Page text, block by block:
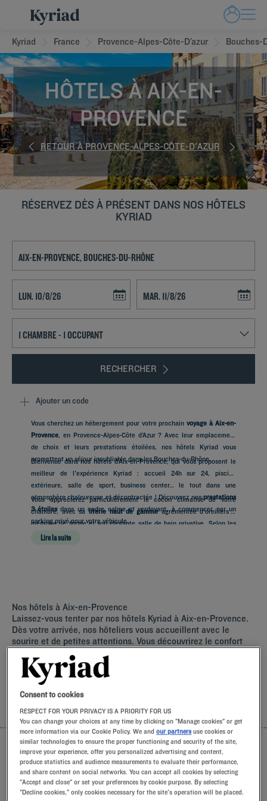
Kyriad France Provence-Alpes-Côte-D’azur Bouches-
HÔTELS À AIX-EN-
PROVENCE
RETOUR À PROVENCE-ALPES-CÔTE-D'AZUR
RÉSERVEZ DÈS À PRÉSENT DANS NOS HÔTELS
KYRIAD
RECHERCHER
Ajouter un code
Vous cherchez un hébergement pour votre prochain voyage à Aix-en-
Provence, en Provence-Alpes-Côte d’Azur ? Avec leur emplacement
de choix et leurs prestations étoilées, nos hôtels Kyriad vous
promettent un séjour inoubliable dans les Bouches-du-Rhône.
Bienvenue dans nos hôtels d’Aix-en-Provence, qui vous proposent le
meilleur de l'expérience Kyriad : accueil 24h sur 24, piscine
extérieure, salle de sport, business center… le tout dans une
atmosphère chaleureuse et décontractée ! Découvrez nosprestations
3 étoilesdans un cadre calme et verdoyant, à commencer par un
parking privé pour votre véhicule.
Vous apprécierez particulièrement le cocon climatisé de votre
chambre, avec saliterie haut de gammeagrémentée d'oreillers à
mémoire de forme et son élégante salle de bain privative. Selon les
établissements, vous pourrez opt
Lire la suite
Nos hôtels à Aix-en-Provence
Laissez-vous tenter par nos hôtels Kyriad à Aix-en-Provence.
Dès votre arrivée, nos hôteliers vous accueillent avec le
sourire et de petites attentions. Vous découvrirez le confort
unique de notre oreiller à mémoire de forme. Et pour bien
commencer la journée, goûtez à la différence Kyriad et
laissez-vous tenter par la fraîcheur du Frozen Yogurt au petit-
déjeuner… Au moins deux bonnes raisons de revenir !
LISTE CARTE
Consent to cookies
RESPECT FOR YOUR PRIVACY IS A PRIORITY FOR US
You can change your choices at any time by clicking on "Manage cookies" or get
more information via our Cookie Policy. We andour partners use cookies or
similar technologies to ensure the proper functioning and security of the site,
improve your experience, offer you personalized advertising and content,
produce statistics and audience measurements to evaluate their performance,
and share content on social networks. You can accept all cookies by selecting
"Accept and close" or set your preferences by cookie purpose. By selecting
"Decline cookies," only cookies necessary for the site's operation will be placed.